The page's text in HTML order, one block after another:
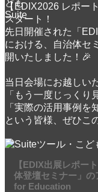
【EDIX2026 レポー
スタート！
先日開催された「
における、自治体セ
開いたしました！🎉
当日会場にお越しい
「もう一度じっくり
「実際の活用事例を
という皆様、ぜひこ
【EDIX出展レポー
体登壇セミナー」
for Education